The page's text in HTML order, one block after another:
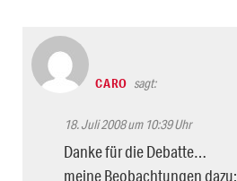
CARO sagt:
18. Juli 2008 um 10:39 Uhr
Danke für die Debatte…
meine Beobachtungen dazu: